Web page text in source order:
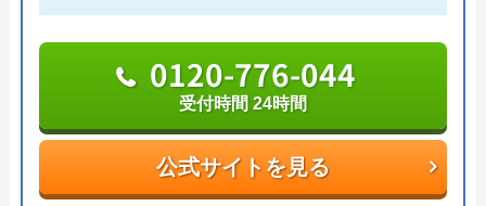
おすすめポイントとしてはこれまでの施工対応実績
は240万件以上と豊富な実績数があり、また最短5分
で業者を手配してくれて最短30分でスピード駆け付
けしてくれるところです。公式サイトを見る
0120-776-044
受付時間 24時間